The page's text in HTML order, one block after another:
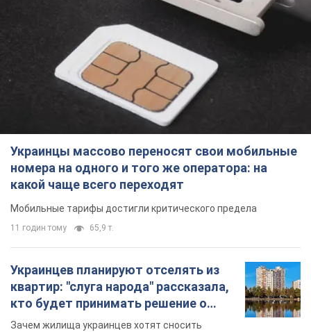
Украинцы массово переносят свои мобильные
номера на одного и того же оператора: на
какой чаще всего переходят
Мобильные тарифы достигли критического предела
11 годин тому 65,9 т.
Украинцев планируют отселять из
квартир: "слуга народа" рассказала,
кто будет принимать решение о
сносе домов
Зачем жилища украинцев хотят сносить